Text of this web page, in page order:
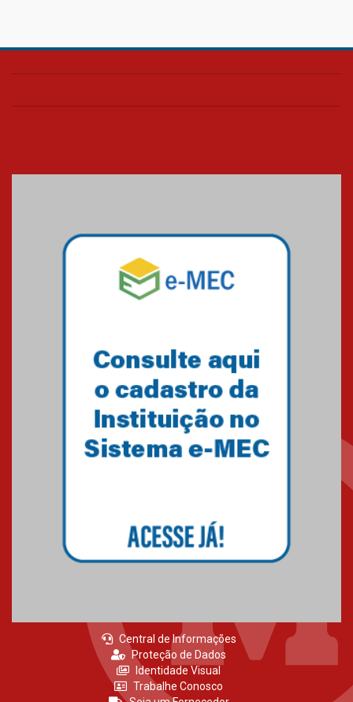
Central de Informações
Proteção de Dados
Identidade Visual
Trabalhe Conosco